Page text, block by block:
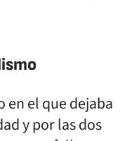
en el que dejaba
y por las dos